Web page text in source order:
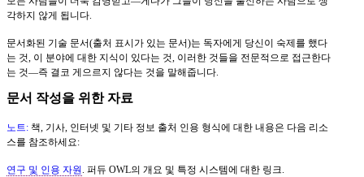
각하지 않게 됩니다.
문서화된 기술 문서(출처 표시가 있는 문서)는 독자에게 당신이 숙제를 했다
는 것, 이 분야에 대한 지식이 있다는 것, 이러한 것들을 전문적으로 접근한다
는 것—즉 결코 게으르지 않다는 것을 말해줍니다.
문서 작성을 위한 자료
노트: 책, 기사, 인터넷 및 기타 정보 출처 인용 형식에 대한 내용은 다음 리소
스를 참조하세요:
연구 및 인용 자원 . 퍼듀 OWL의 개요 및 특정 시스템에 대한 링크.